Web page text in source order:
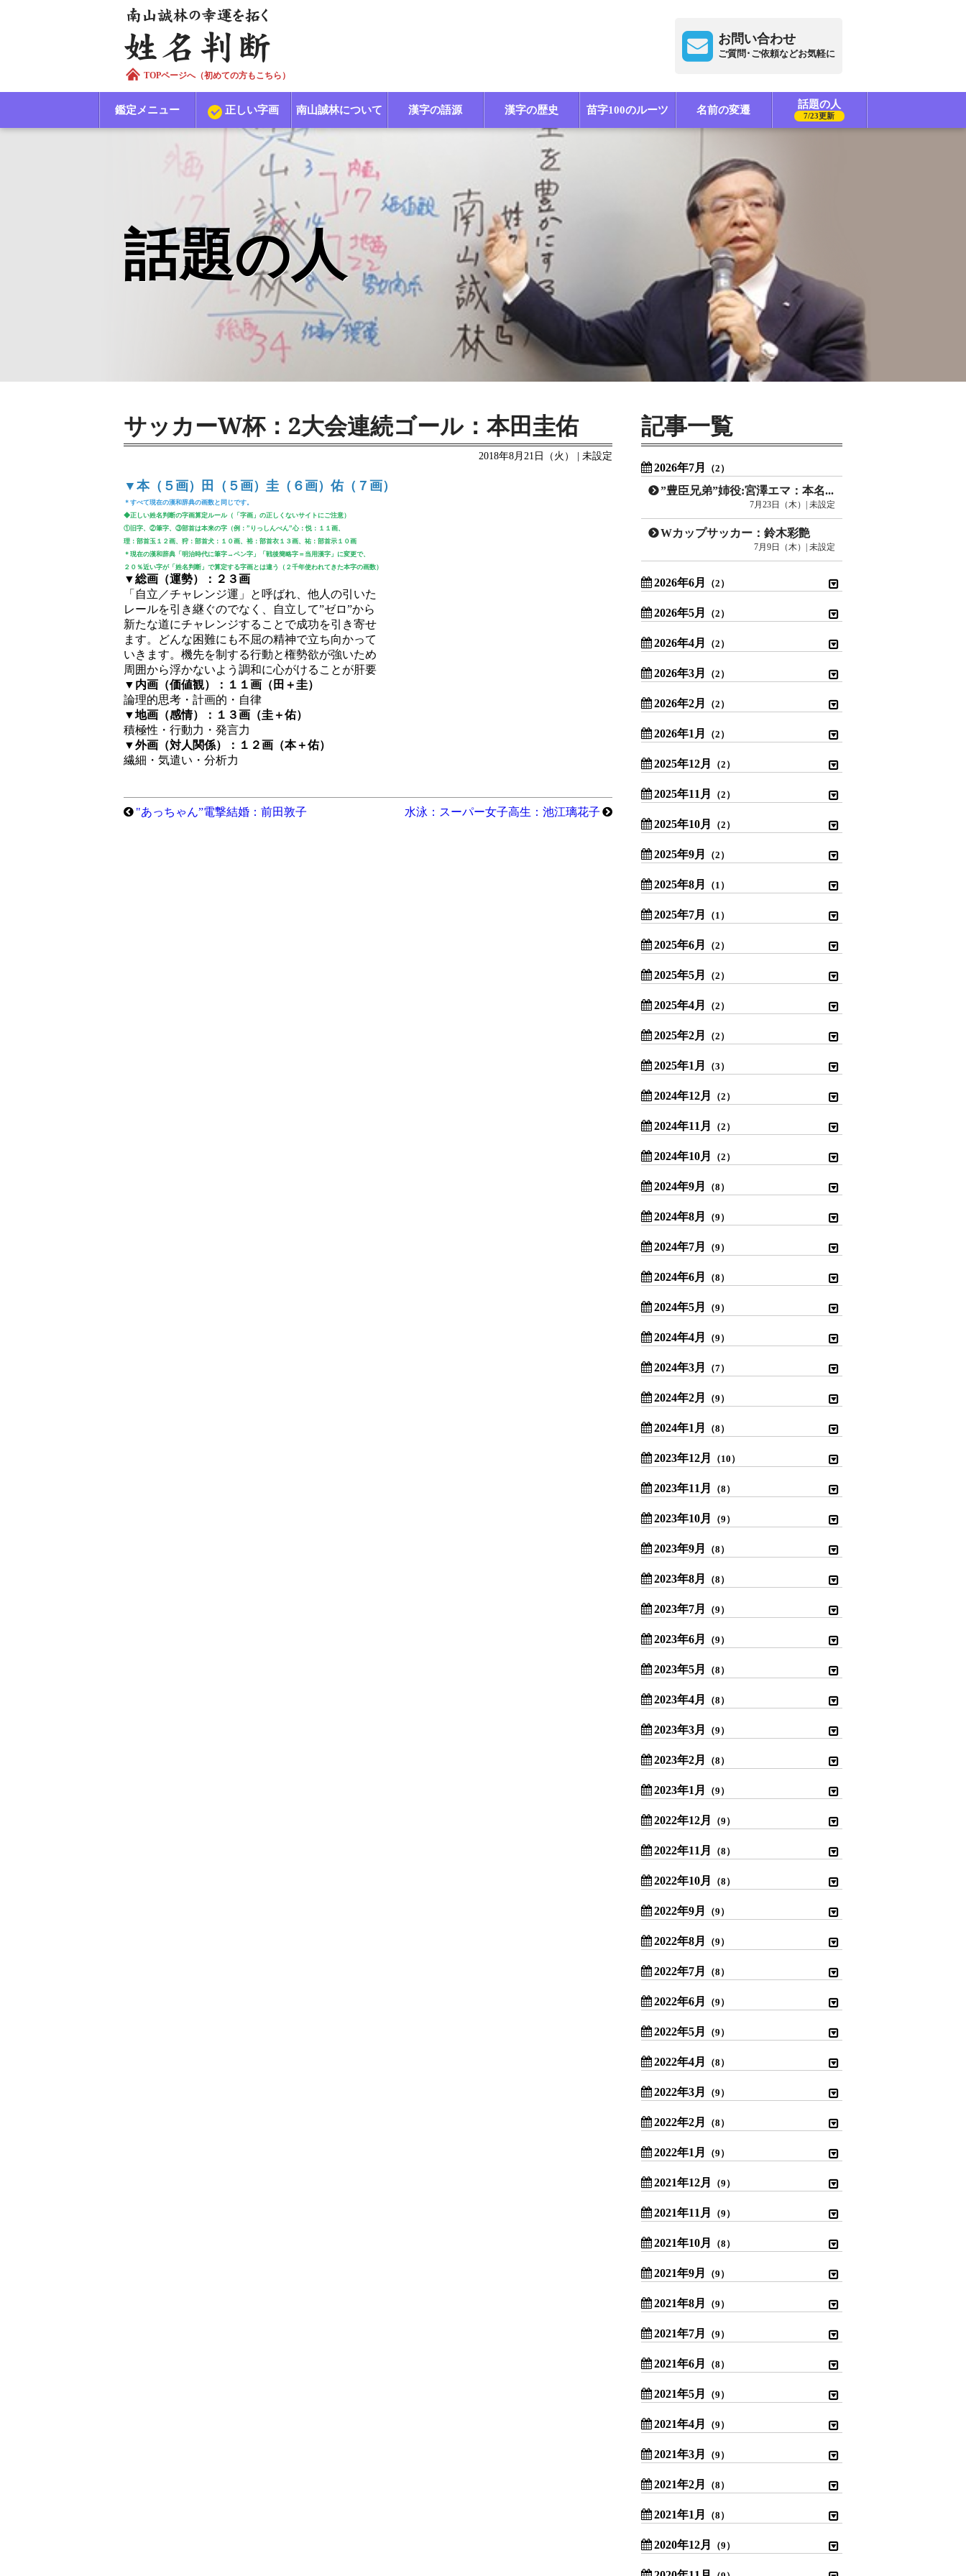
TOPページへ（初めての方もこちら）
お問い合わせ
ご質問･ご依頼などお気軽に
鑑定メニュー 正しい字画 南山誠林について 漢字の語源 漢字の歴史 苗字100のルーツ 名前の変遷 話題の人
7/23更新
話題の人
サッカーW杯：2大会連続ゴール：本田圭佑
2018年8月21日（火） | 未設定
▼本（５画）田（５画）圭（６画）佑（７画）
＊すべて現在の漢和辞典の画数と同じです。
◆正しい姓名判断の字画算定ルール（「字画」の正しくないサイトにご注意）
①旧字、②筆字、③部首は本来の字（例：”りっしんべん”心：悦：１１画、
理：部首玉１２画、狩：部首犬：１０画、裕：部首衣１３画、祐：部首示１０画
＊現在の漢和辞典「明治時代に筆字→ペン字」「戦後簡略字＝当用漢字」に変更で、
２０％近い字が「姓名判断」で算定する字画とは違う（２千年使われてきた本字の画数）
▼総画（運勢）：２３画
「自立／チャレンジ運」と呼ばれ、他人の引いた
レールを引き継ぐのでなく、自立して”ゼロ”から
新たな道にチャレンジすることで成功を引き寄せ
ます。どんな困難にも不屈の精神で立ち向かって
いきます。機先を制する行動と権勢欲が強いため
周囲から浮かないよう調和に心がけることが肝要
▼内画（価値観）：１１画（田＋圭）
論理的思考・計画的・自律
▼地画（感情）：１３画（圭＋佑）
積極性・行動力・発言力
▼外画（対人関係）：１２画（本＋佑）
繊細・気遣い・分析力
"あっちゃん”電撃結婚：前田敦子 水泳：スーパー女子高生：池江璃花子
記事一覧
2026年7月 （2）
”豊臣兄弟”姉役:宮澤エマ：本名:ラフルアー宮澤エマ
7月23日（木）| 未設定
Wカップサッカー：鈴木彩艶
7月9日（木）| 未設定
2026年6月 （2）
2026年5月 （2）
2026年4月 （2）
2026年3月 （2）
2026年2月 （2）
2026年1月 （2）
2025年12月 （2）
2025年11月 （2）
2025年10月 （2）
2025年9月 （2）
2025年8月 （1）
2025年7月 （1）
2025年6月 （2）
2025年5月 （2）
2025年4月 （2）
2025年2月 （2）
2025年1月 （3）
2024年12月 （2）
2024年11月 （2）
2024年10月 （2）
2024年9月 （8）
2024年8月 （9）
2024年7月 （9）
2024年6月 （8）
2024年5月 （9）
2024年4月 （9）
2024年3月 （7）
2024年2月 （9）
2024年1月 （8）
2023年12月 （10）
2023年11月 （8）
2023年10月 （9）
2023年9月 （8）
2023年8月 （8）
2023年7月 （9）
2023年6月 （9）
2023年5月 （8）
2023年4月 （8）
2023年3月 （9）
2023年2月 （8）
2023年1月 （9）
2022年12月 （9）
2022年11月 （8）
2022年10月 （8）
2022年9月 （9）
2022年8月 （9）
2022年7月 （8）
2022年6月 （9）
2022年5月 （9）
2022年4月 （8）
2022年3月 （9）
2022年2月 （8）
2022年1月 （9）
2021年12月 （9）
2021年11月 （9）
2021年10月 （8）
2021年9月 （9）
2021年8月 （9）
2021年7月 （9）
2021年6月 （8）
2021年5月 （9）
2021年4月 （9）
2021年3月 （9）
2021年2月 （8）
2021年1月 （8）
2020年12月 （9）